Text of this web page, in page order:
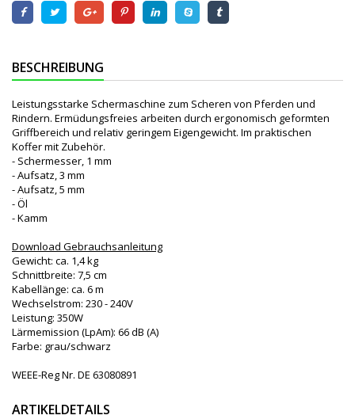
BESCHREIBUNG
Leistungsstarke Schermaschine zum Scheren von Pferden und
Rindern. Ermüdungsfreies arbeiten durch ergonomisch geformten
Griffbereich und relativ geringem Eigengewicht. Im praktischen
Koffer mit Zubehör.
- Schermesser, 1 mm
- Aufsatz, 3 mm
- Aufsatz, 5 mm
- Öl
- Kamm
Download Gebrauchsanleitung
Gewicht: ca. 1,4 kg
Schnittbreite: 7,5 cm
Kabellänge: ca. 6 m
Wechselstrom: 230 - 240V
Leistung: 350W
Lärmemission (LpAm): 66 dB (A)
Farbe: grau/schwarz
WEEE-Reg Nr. DE 63080891
ARTIKELDETAILS